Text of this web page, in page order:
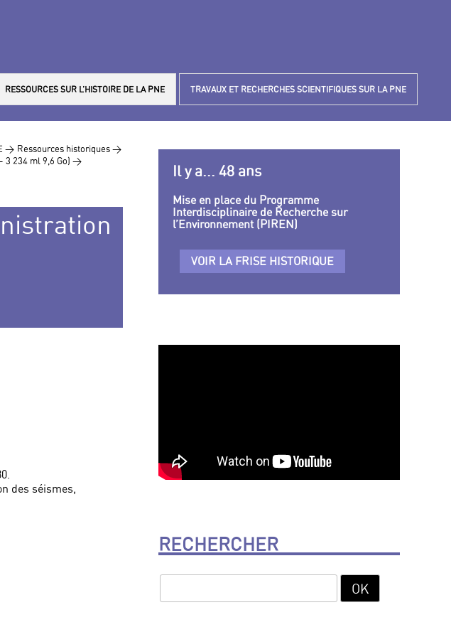
RESSOURCES SUR L’HISTOIRE DE LA PNE TRAVAUX ET RECHERCHES SCIENTIFIQUES SUR LA PNE
> Ressources historiques >
3 234 ml 9,6 Go) >
des séismes,
Il y a... 48 ans
Mise en place du Programme
Interdisciplinaire de Recherche sur
l’Environnement (PIREN)
VOIR LA FRISE HISTORIQUE
RECHERCHER